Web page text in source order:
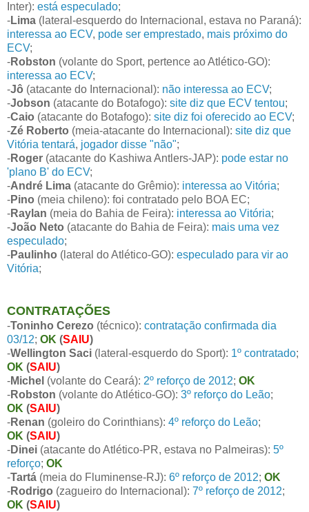
Inter): está especulado;
-Lima (lateral-esquerdo do Internacional, estava no Paraná):
interessa ao ECV, pode ser emprestado, mais próximo do
ECV;
-Robston (volante do Sport, pertence ao Atlético-GO):
interessa ao ECV;
-Jô (atacante do Internacional): não interessa ao ECV;
-Jobson (atacante do Botafogo): site diz que ECV tentou;
-Caio (atacante do Botafogo): site diz foi oferecido ao ECV;
-Zé Roberto (meia-atacante do Internacional): site diz que
Vitória tentará, jogador disse "não";
-Roger (atacante do Kashiwa Antlers-JAP): pode estar no
'plano B' do ECV;
-André Lima (atacante do Grêmio): interessa ao Vitória;
-Pino (meia chileno): foi contratado pelo BOA EC;
-Raylan (meia do Bahia de Feira): interessa ao Vitória;
-João Neto (atacante do Bahia de Feira): mais uma vez
especulado;
-Paulinho (lateral do Atlético-GO): especulado para vir ao
Vitória;
CONTRATAÇÕES
-Toninho Cerezo (técnico): contratação confirmada dia
03/12; OK (SAIU)
-Wellington Saci (lateral-esquerdo do Sport): 1º contratado;
OK (SAIU)
-Michel (volante do Ceará): 2º reforço de 2012; OK
-Robston (volante do Atlético-GO): 3º reforço do Leão;
OK (SAIU)
-Renan (goleiro do Corinthians): 4º reforço do Leão;
OK (SAIU)
-Dinei (atacante do Atlético-PR, estava no Palmeiras): 5º
reforço; OK
-Tartá (meia do Fluminense-RJ): 6º reforço de 2012; OK
-Rodrigo (zagueiro do Internacional): 7º reforço de 2012;
OK (SAIU)